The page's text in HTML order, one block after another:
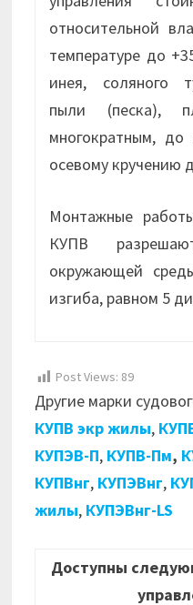
относительной
температуре до
инея, соляного
пыли (песка),
многократным, до
осевому кручению
Монтажные
КУПВ
окружающей
изгиба, равном 5
Post Views: 89
Другие марки
КУПВ экр жилы,
КУПЭВ-П, КУПВ-Пм,
КУПВнг, КУПЭВнг,
жилы, КУПЭВнг-LS
Доступны